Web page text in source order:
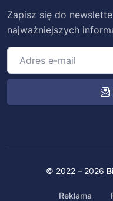
Zapisz się do
najważniejszych
© 2022 – 2026
Reklama